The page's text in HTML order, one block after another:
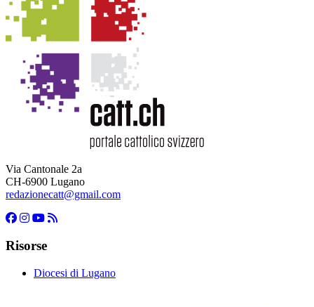
Via Cantonale 2a
CH-6900 Lugano
redazionecatt@gmail.com
Risorse
Diocesi di Lugano